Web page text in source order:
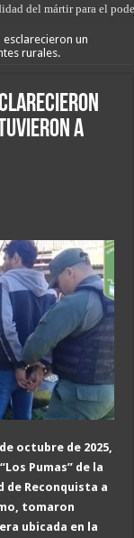
se presentó en la
esclarecieron un
rurales.
a
octubre de 2025,
Pumas” de la
de Reconquista a
tomaron
ubicada en la